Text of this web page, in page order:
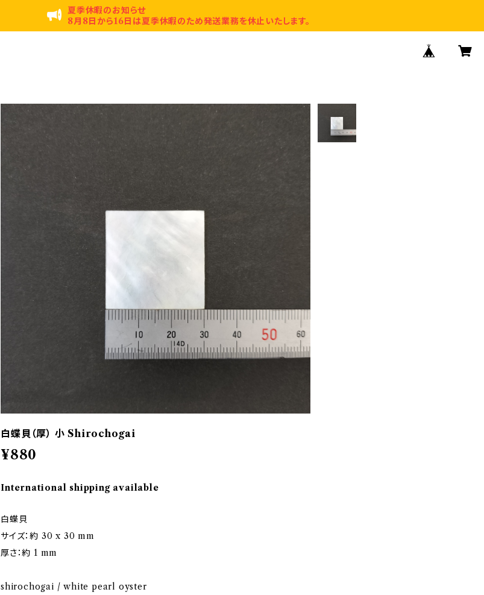
夏季休暇のお知らせ
8月8日から16日は夏季休暇のため発送業務を休止いたします。
白蝶貝（厚） 小 Shirochogai
¥880
International shipping available
白蝶貝
サイズ：約 30 x 30 mm
厚さ：約 1 mm
shirochogai / white pearl oyster